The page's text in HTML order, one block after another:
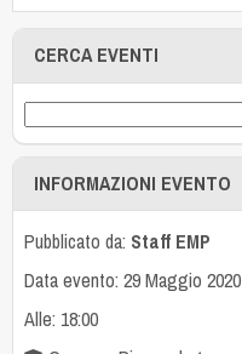
CERCA EVENTI
INFORMAZIONI EVENTO
Pubblicato da: Staff EMP
Data evento: 29 Maggio 2020
Alle: 18:00